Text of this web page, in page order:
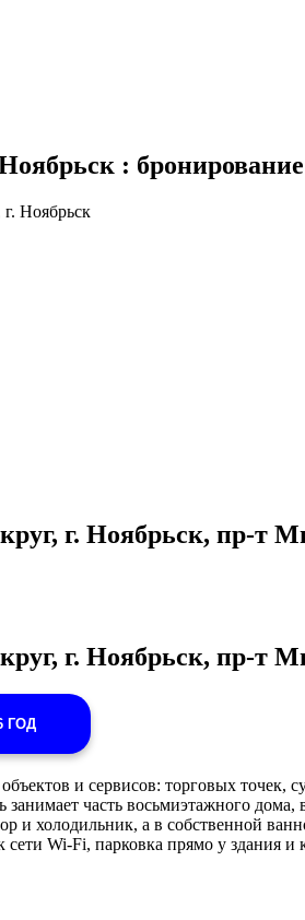
: бронирование
Ноябрьск
г. Ноябрьск, пр-т
г. Ноябрьск, пр-т
ГОД
и сервисов: торговых точек,
занимает часть восьмиэтажного
и холодильник, а в собственной
Wi-Fi, парковка прямо у здания и